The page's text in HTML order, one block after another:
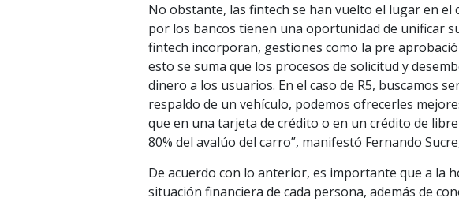
No obstante, las fintech se han vuelto el lugar en el
por los bancos tienen una oportunidad de unificar
fintech incorporan, gestiones como la pre
esto se suma que los procesos de solicitud y
dinero a los usuarios. En el caso de R5, buscamos
respaldo de un vehículo, podemos ofrecerles
que en una tarjeta de crédito o en un crédito de
80% del avalúo del carro”, manifestó Fernando
De acuerdo con lo anterior, es importante que a la
situación financiera de cada persona, además de